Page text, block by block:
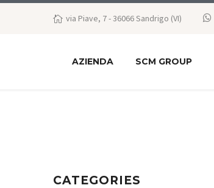
via Piave, 7 - 36066 Sandrigo (VI)
AZIENDA SCM GROUP
CATEGORIES